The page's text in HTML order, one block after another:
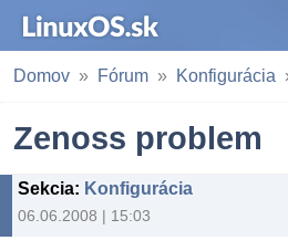
Domov Fórum Konfigurácia
Zenoss problem
Sekcia: Konfigurácia
06.06.2008 | 15:03